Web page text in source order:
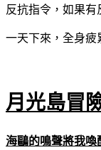
反抗指令，如果
一天下來，全身疲
月光島冒
海鷗的鳴聲將我喚